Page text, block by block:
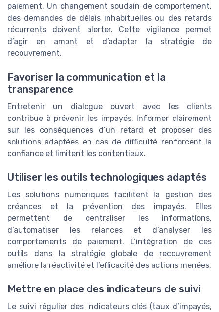
paiement. Un changement soudain de comportement,
des demandes de délais inhabituelles ou des retards
récurrents doivent alerter. Cette vigilance permet
d’agir en amont et d’adapter la stratégie de
recouvrement.
Favoriser la communication et la
transparence
Entretenir un dialogue ouvert avec les clients
contribue à prévenir les impayés. Informer clairement
sur les conséquences d’un retard et proposer des
solutions adaptées en cas de difficulté renforcent la
confiance et limitent les contentieux.
Utiliser les outils technologiques adaptés
Les solutions numériques facilitent la gestion des
créances et la prévention des impayés. Elles
permettent de centraliser les informations,
d’automatiser les relances et d’analyser les
comportements de paiement. L’intégration de ces
outils dans la stratégie globale de recouvrement
améliore la réactivité et l’efficacité des actions menées.
Mettre en place des indicateurs de suivi
Le suivi régulier des indicateurs clés (taux d’impayés,